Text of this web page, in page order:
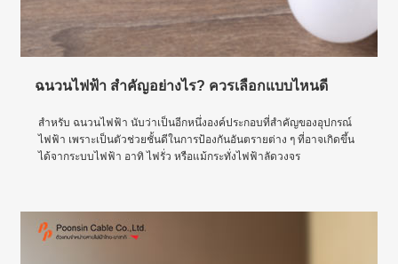
ฉนวนไฟฟ้า สำคัญอย่างไร? ควรเลือกแบบไหนดี
สำหรับ ฉนวนไฟฟ้า นับว่าเป็นอีกหนึ่งองค์ประกอบที่สำคัญของอุปกรณ์
ไฟฟ้า เพราะเป็นตัวช่วยชั้นดีในการป้องกันอันตรายต่าง ๆ ที่อาจเกิดขึ้น
ได้จากระบบไฟฟ้า อาทิ ไฟรั่ว หรือแม้กระทั่งไฟฟ้าลัดวงจร